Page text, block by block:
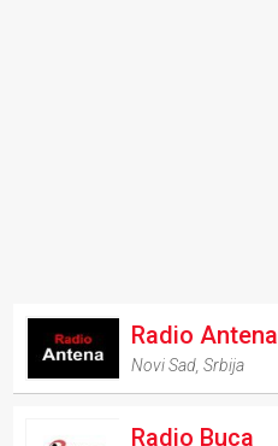
Radio Antena
Novi Sad ,Srbija
Radio Buca